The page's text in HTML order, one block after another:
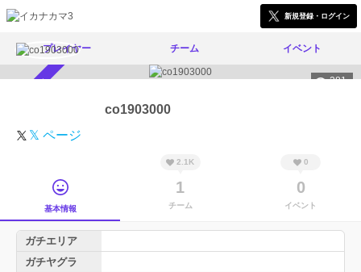
新規登録・ログイン
プレイヤー チーム イベント
281
co1903000
𝕏 ページ
基本情報
2.1K
1
チーム
0
0
イベント
ガチエリア
ガチヤグラ